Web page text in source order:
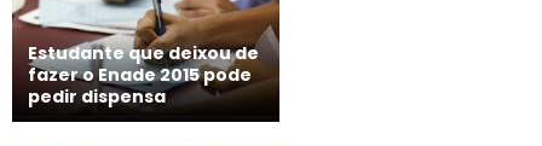
Estudante que deixou de
fazer o Enade 2015 pode
pedir dispensa